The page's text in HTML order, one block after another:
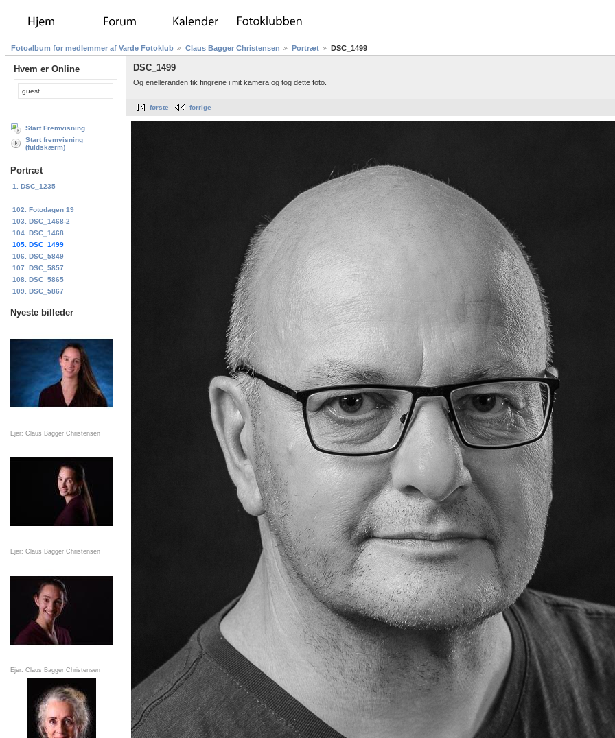
Fotoalbum for medlemmer af Varde Fotoklub Claus Bagger Christensen Portræt DSC_1499
Hvem er Online
guest
Start Fremvisning
Start fremvisning
(fuldskærm)
Portræt
1. DSC_1235
102. Fotodagen 19
103. DSC_1468-2
104. DSC_1468
105. DSC_1499
106. DSC_5849
107. DSC_5857
108. DSC_5865
109. DSC_5867
Nyeste billeder
Ejer: Claus Bagger Christensen
Ejer: Claus Bagger Christensen
Ejer: Claus Bagger Christensen
DSC_1499
Og enelleranden fik fingrene i mit kamera og tog dette foto.
første forrige